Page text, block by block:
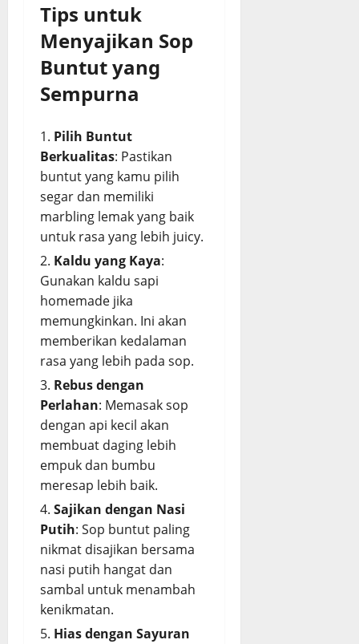
Tips untuk
Menyajikan Sop
Buntut yang
Sempurna
Pilih Buntut
Berkualitas: Pastikan
buntut yang kamu pilih
segar dan memiliki
marbling lemak yang baik
untuk rasa yang lebih juicy.
Kaldu yang Kaya:
Gunakan kaldu sapi
homemade jika
memungkinkan. Ini akan
memberikan kedalaman
rasa yang lebih pada sop.
Rebus dengan
Perlahan: Memasak sop
dengan api kecil akan
membuat daging lebih
empuk dan bumbu
meresap lebih baik.
Sajikan dengan Nasi
Putih: Sop buntut paling
nikmat disajikan bersama
nasi putih hangat dan
sambal untuk menambah
kenikmatan.
Hias dengan Sayuran